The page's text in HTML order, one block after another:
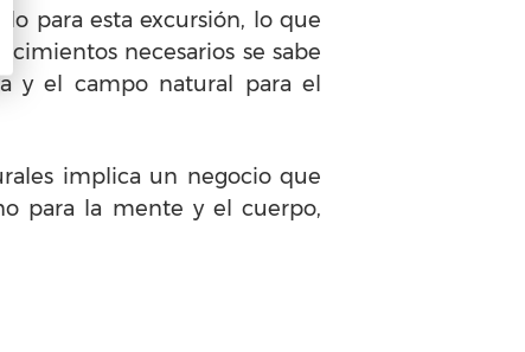
para esta excursión, lo que
necesarios se sabe
y el campo natural para el
implica un negocio que
para la mente y el cuerpo,